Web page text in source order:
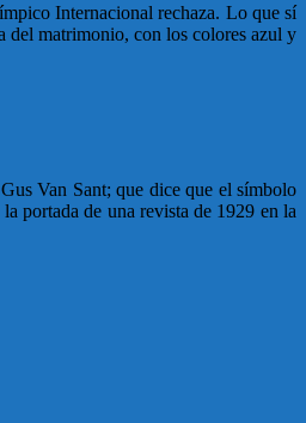
Internacional rechaza. Lo que sí
del matrimonio, con los colores azul y
Van Sant; que dice que el símbolo
portada de una revista de 1929 en la